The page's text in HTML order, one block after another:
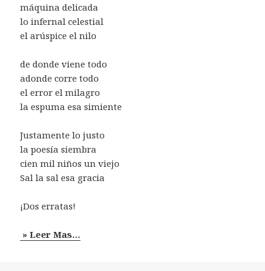
máquina delicada
lo infernal celestial
el arúspice el nilo
de donde viene todo
adonde corre todo
el error el milagro
la espuma esa simiente
Justamente lo justo
la poesía siembra
cien mil niños un viejo
Sal la sal esa gracia
¡Dos erratas!
» Leer Mas…